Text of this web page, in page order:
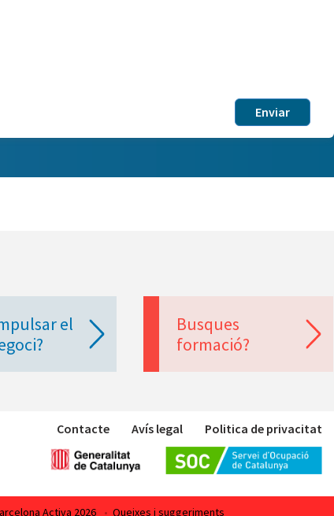
el
Busques
formació?
Contacte Avís legal Politica de privacitat
Activa 2026 • Queixes i suggeriments